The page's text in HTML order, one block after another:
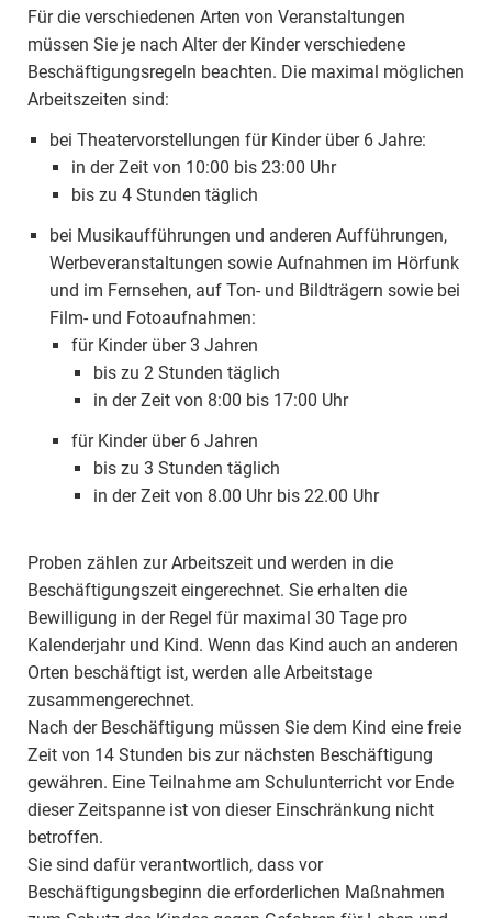
Für die verschiedenen Arten von Veranstaltungen
müssen Sie je nach Alter der Kinder verschiedene
Beschäftigungsregeln beachten. Die maximal möglichen
Arbeitszeiten sind:
bei Theatervorstellungen für Kinder über 6 Jahre:
in der Zeit von 10:00 bis 23:00 Uhr
bis zu 4 Stunden täglich
bei Musikaufführungen und anderen Aufführungen,
Werbeveranstaltungen sowie Aufnahmen im Hörfunk
und im Fernsehen, auf Ton- und Bildträgern sowie bei
Film- und Fotoaufnahmen:
für Kinder über 3 Jahren
bis zu 2 Stunden täglich
in der Zeit von 8:00 bis 17:00 Uhr
für Kinder über 6 Jahren
bis zu 3 Stunden täglich
in der Zeit von 8.00 Uhr bis 22.00 Uhr
Proben zählen zur Arbeitszeit und werden in die
Beschäftigungszeit eingerechnet. Sie erhalten die
Bewilligung in der Regel für maximal 30 Tage pro
Kalenderjahr und Kind. Wenn das Kind auch an anderen
Orten beschäftigt ist, werden alle Arbeitstage
zusammengerechnet.
Nach der Beschäftigung müssen Sie dem Kind eine freie
Zeit von 14 Stunden bis zur nächsten Beschäftigung
gewähren. Eine Teilnahme am Schulunterricht vor Ende
dieser Zeitspanne ist von dieser Einschränkung nicht
betroffen.
Sie sind dafür verantwortlich, dass vor
Beschäftigungsbeginn die erforderlichen Maßnahmen